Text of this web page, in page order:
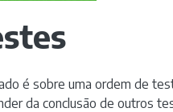
é sobre uma ordem de
da conclusão de outros